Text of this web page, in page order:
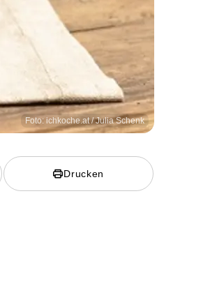
Foto: ichkoche.at / Julia Schenk
Drucken